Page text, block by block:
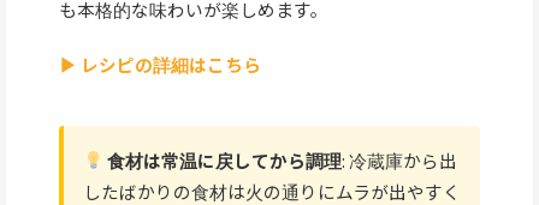
も本格的な味わいが楽しめます。
▶ レシピの詳細はこちら
食材は常温に戻してから調理: 冷蔵庫から出
したばかりの食材は火の通りにムラが出やすく